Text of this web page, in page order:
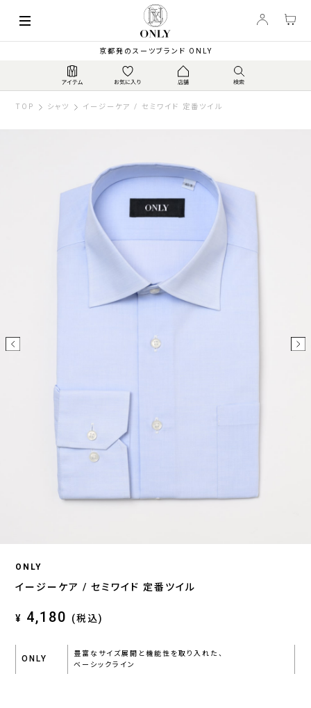
京都発のスーツブランド ONLY
TOP シャツ イージーケア / セミワイド 定番ツイル
ONLY
イージーケア / セミワイド 定番ツイル
¥ 4,180 (税込)
ONLY
豊富なサイズ展開と機能性を取り入れた、
ベーシックライン